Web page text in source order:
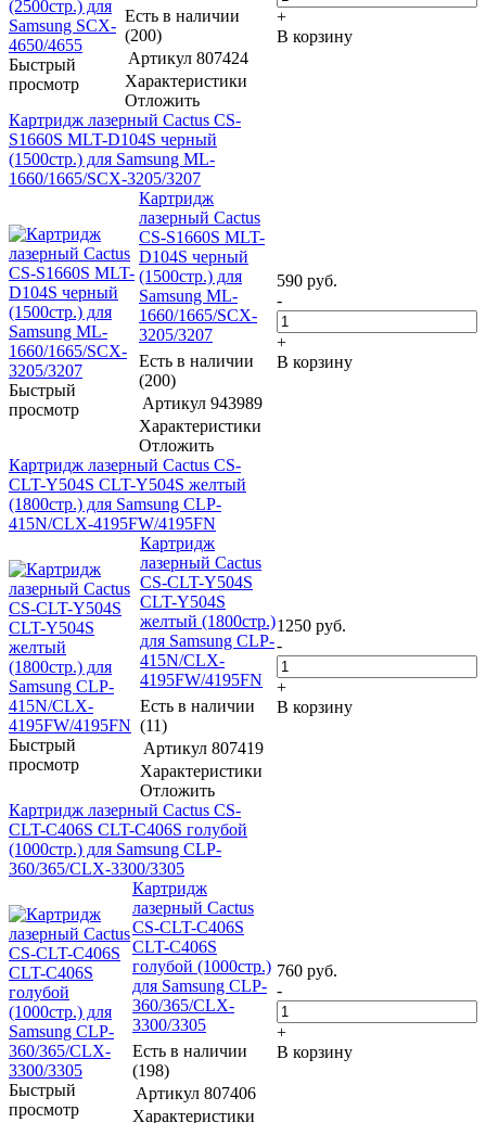
Быстрый
просмотр
Есть в наличии
(200)
Артикул 807424
Характеристики
Отложить
+
В корзину
Картридж лазерный Cactus CS-
S1660S MLT-D104S черный
(1500стр.) для Samsung ML-
1660/1665/SCX-3205/3207
Быстрый
просмотр
Картридж
лазерный Cactus
CS-S1660S MLT-
D104S черный
(1500стр.) для
Samsung ML-
1660/1665/SCX-
3205/3207
Есть в наличии
(200)
Артикул 943989
Характеристики
Отложить
590 руб.
-
+
В корзину
Картридж лазерный Cactus CS-
CLT-Y504S CLT-Y504S желтый
(1800стр.) для Samsung CLP-
415N/CLX-4195FW/4195FN
Быстрый
просмотр
Картридж
лазерный Cactus
CS-CLT-Y504S
CLT-Y504S
желтый (1800стр.)
для Samsung CLP-
415N/CLX-
4195FW/4195FN
Есть в наличии
(11)
Артикул 807419
Характеристики
Отложить
1250 руб.
-
+
В корзину
Картридж лазерный Cactus CS-
CLT-C406S CLT-C406S голубой
(1000стр.) для Samsung CLP-
360/365/CLX-3300/3305
Быстрый
просмотр
Картридж
лазерный Cactus
CS-CLT-C406S
CLT-C406S
голубой (1000стр.)
для Samsung CLP-
360/365/CLX-
3300/3305
Есть в наличии
(198)
Артикул 807406
Характеристики
760 руб.
-
+
В корзину